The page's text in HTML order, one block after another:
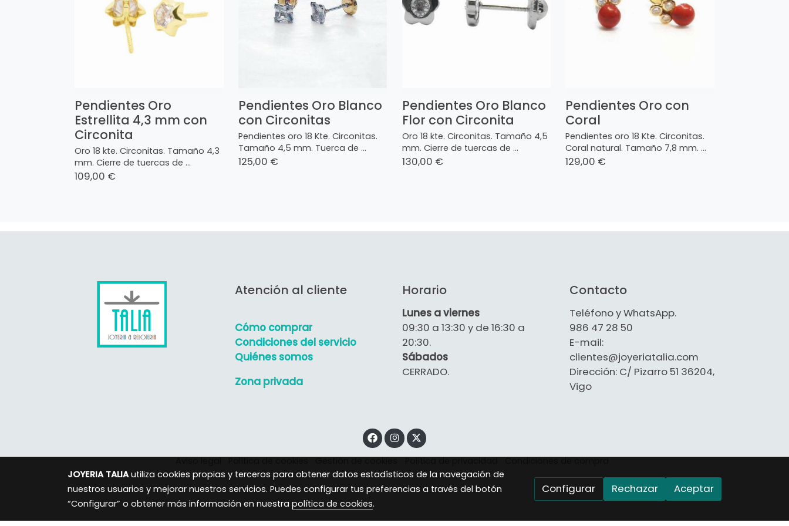
Pendientes Oro
Estrellita 4,3 mm con
Circonita
Oro 18 kte. Circonitas. Tamaño 4,3
mm. Cierre de tuercas de ...
109,00 €
Pendientes Oro Blanco
con Circonitas
Pendientes oro 18 Kte. Circonitas.
Tamaño 4,5 mm. Tuerca de ...
125,00 €
Pendientes Oro Blanco
Flor con Circonita
Oro 18 kte. Circonitas. Tamaño 4,5
mm. Cierre de tuercas de ...
130,00 €
Pendientes Oro con
Coral
Pendientes oro 18 Kte. Circonitas.
Coral natural. Tamaño 7,8 mm. ...
129,00 €
Atención al cliente
Cómo comprar
Condiciones del servicio
Quiénes somos
Zona privada
Horario
Lunes a viernes
09:30 a 13:30 y de 16:30 a
20:30.
Sábados
CERRADO.
Contacto
Teléfono y WhatsApp.
986 47 28 50
E-mail:
clientes@joyeriatalia.com
Dirección: C/ Pizarro 51 36204,
Vigo
Aviso legal Política de cookies Gestión de cookies Política de privacidad
Condiciones de compra
JOYERIA TALIAutiliza cookies propias y terceros para obtener datos estadísticos de la navegación de
nuestros usuarios y mejorar nuestros servicios. Puedes configurar tus preferencias a través del botón
“Configurar” o obtener más información en nuestra política de cookies.
Configurar Rechazar Aceptar